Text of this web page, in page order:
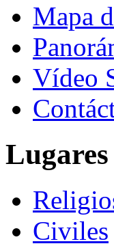
Mapa
Vídeo
Civiles